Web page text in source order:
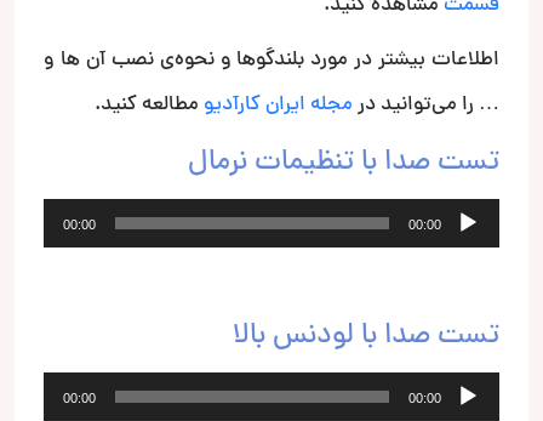
اطلاعات بیشتر در مورد بلندگوها و نحوه‌ی نصب آن ها و
… را می‌توانید درمجله ایران کارآدیو مطالعه کنید.
تست صدا با تنظیمات نرمال
پخش‌کننده
صوت
00:00
00:00
تست صدا با لودنس بالا
پخش‌کننده
صوت
00:00
00:00